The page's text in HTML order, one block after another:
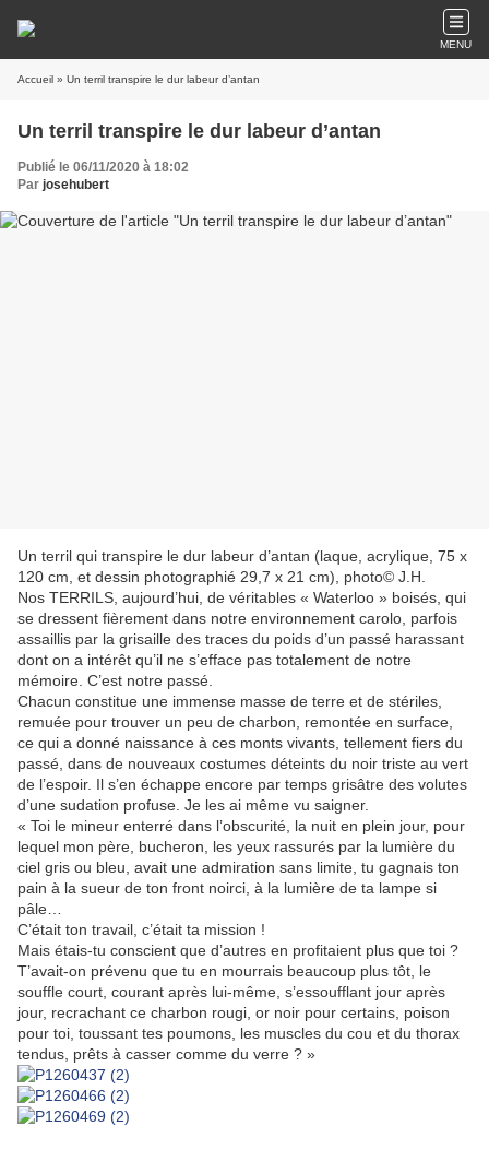
MENU
Accueil » Un terril transpire le dur labeur d’antan
Un terril transpire le dur labeur d’antan
Publié le 06/11/2020 à 18:02
Par josehubert
Un terril qui transpire le dur labeur d’antan (laque, acrylique, 75 x
120 cm, et dessin photographié 29,7 x 21 cm), photo© J.H.
Nos TERRILS, aujourd’hui, de véritables « Waterloo » boisés, qui
se dressent fièrement dans notre environnement carolo, parfois
assaillis par la grisaille des traces du poids d’un passé harassant
dont on a intérêt qu’il ne s’efface pas totalement de notre
mémoire. C’est notre passé.
Chacun constitue une immense masse de terre et de stériles,
remuée pour trouver un peu de charbon, remontée en surface,
ce qui a donné naissance à ces monts vivants, tellement fiers du
passé, dans de nouveaux costumes déteints du noir triste au vert
de l’espoir. Il s’en échappe encore par temps grisâtre des volutes
d’une sudation profuse. Je les ai même vu saigner.
« Toi le mineur enterré dans l’obscurité, la nuit en plein jour, pour
lequel mon père, bucheron, les yeux rassurés par la lumière du
ciel gris ou bleu, avait une admiration sans limite, tu gagnais ton
pain à la sueur de ton front noirci, à la lumière de ta lampe si
pâle…
C’était ton travail, c’était ta mission !
Mais étais-tu conscient que d’autres en profitaient plus que toi ?
T’avait-on prévenu que tu en mourrais beaucoup plus tôt, le
souffle court, courant après lui-même, s’essoufflant jour après
jour, recrachant ce charbon rougi, or noir pour certains, poison
pour toi, toussant tes poumons, les muscles du cou et du thorax
tendus, prêts à casser comme du verre ? »